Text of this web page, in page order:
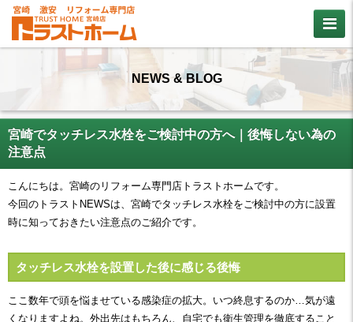
NEWS & BLOG
宮崎でタッチレス水栓をご検討中の方へ｜後悔しない為の
注意点
こんにちは。宮崎のリフォーム専門店トラストホームです。
今回のトラストNEWSは、宮崎でタッチレス水栓をご検討中の方に設置
時に知っておきたい注意点のご紹介です。
タッチレス水栓を設置した後に感じる後悔
ここ数年で頭を悩ませている感染症の拡大。いつ終息するのか…気が遠
くなりますよね。外出先はもちろん、自宅でも衛生管理を徹底すること